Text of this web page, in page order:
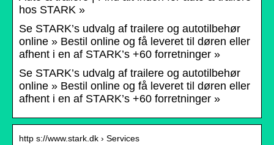
hos STARK »
Se STARK’s udvalg af trailere og autotilbehør
online » Bestil online og få leveret til døren eller
afhent i en af STARK’s +60 forretninger »
Se STARK’s udvalg af trailere og autotilbehør
online » Bestil online og få leveret til døren eller
afhent i en af STARK’s +60 forretninger »
http s://www.stark.dk › Services